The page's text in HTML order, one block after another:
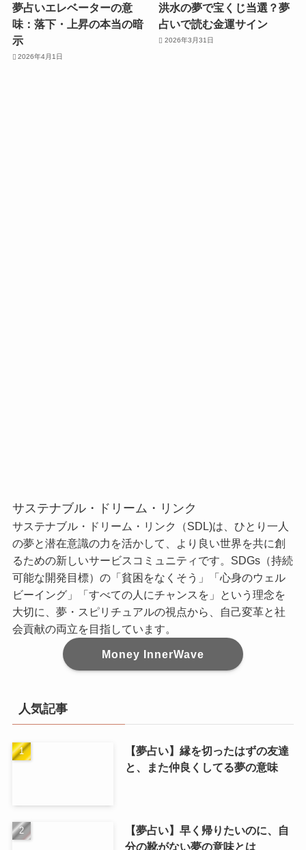
夢占いエレベーターの意
味：落下・上昇の本当の暗
示
2026年4月1日
洪水の夢で宝くじ当選？夢
占いで読む金運サイン
2026年3月31日
サステナブル・ドリーム・リンク
サステナブル・ドリーム・リンク（SDL)は、ひとり一人
の夢と潜在意識の力を活かして、より良い世界を共に創
るための新しいサービスコミュニティです。SDGs（持続
可能な開発目標）の「貧困をなくそう」「心身のウェル
ビーイング」「すべての人にチャンスを」という理念を
大切に、夢・スピリチュアルの視点から、自己変革と社
会貢献の両立を目指しています。
Money InnerWave
人気記事
【夢占い】縁を切ったはずの友達
と、また仲良くしてる夢の意味
【夢占い】早く帰りたいのに、自
分の靴がない夢の意味とは